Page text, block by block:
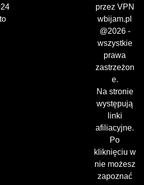
przez VPN
wbijam.pl
@2026 -
wszystkie
prawa
zastrzeżon
e.
Na stronie
występują
linki
afiliacyjne.
Po
kliknięciu w
nie możesz
zapoznać